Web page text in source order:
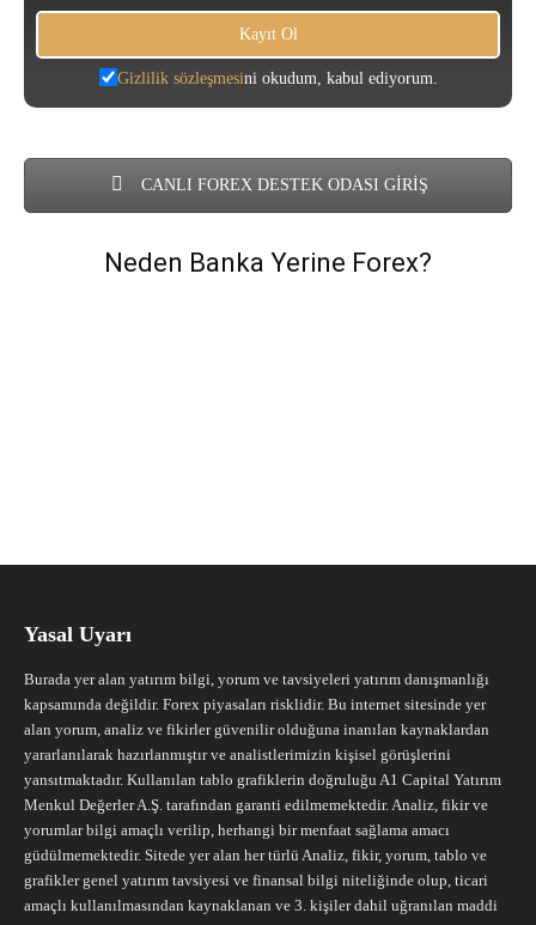
Gizlilik sözleşmesini okudum, kabul ediyorum.
CANLI FOREX DESTEK ODASI GİRİŞ
Neden Banka Yerine Forex?
Yasal Uyarı
Burada yer alan yatırım bilgi, yorum ve tavsiyeleri yatırım danışmanlığı
kapsamında değildir. Forex piyasaları risklidir. Bu internet sitesinde yer
alan yorum, analiz ve fikirler güvenilir olduğuna inanılan kaynaklardan
yararlanılarak hazırlanmıştır ve analistlerimizin kişisel görüşlerini
yansıtmaktadır. Kullanılan tablo grafiklerin doğruluğu A1 Capital Yatırım
Menkul Değerler A.Ş. tarafından garanti edilmemektedir. Analiz, fikir ve
yorumlar bilgi amaçlı verilip, herhangi bir menfaat sağlama amacı
güdülmemektedir. Sitede yer alan her türlü Analiz, fikir, yorum, tablo ve
grafikler genel yatırım tavsiyesi ve finansal bilgi niteliğinde olup, ticari
amaçlı kullanılmasından kaynaklanan ve 3. kişiler dahil uğranılan maddi